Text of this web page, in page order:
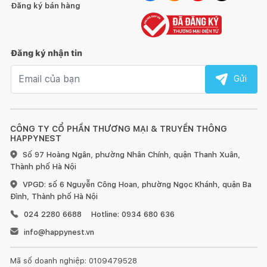
CÔNG TY CỔ PHẦN THƯƠNG MẠI & TRUYỀN THÔNG
HAPPYNEST
Số 97 Hoàng Ngân, phường Nhân Chính, quận Thanh Xuân,
Thành phố Hà Nội
VPGD: số 6 Nguyễn Công Hoan, phường Ngọc Khánh, quận Ba
Đình, Thành phố Hà Nội
024 2280 6688
Hotline: 0934 680 636
info@happynest.vn
Mã số doanh nghiệp: 0109479528
Đăng ký bán hàng
Đăng ký nhận tin
Gửi